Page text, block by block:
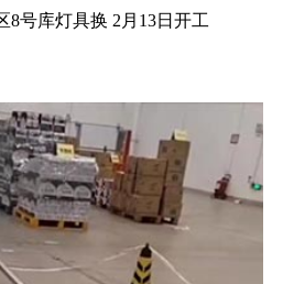
2023-04-002-天津武清园区8号库灯具换 2月13日开工